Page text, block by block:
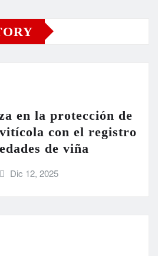
en la protección de
con el registro
de viña
Dic 12, 2025